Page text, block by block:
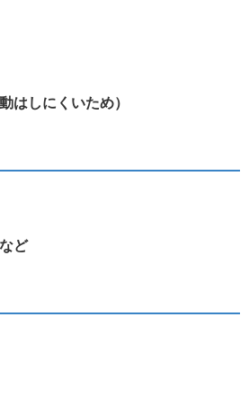
はしにくいため）
ど